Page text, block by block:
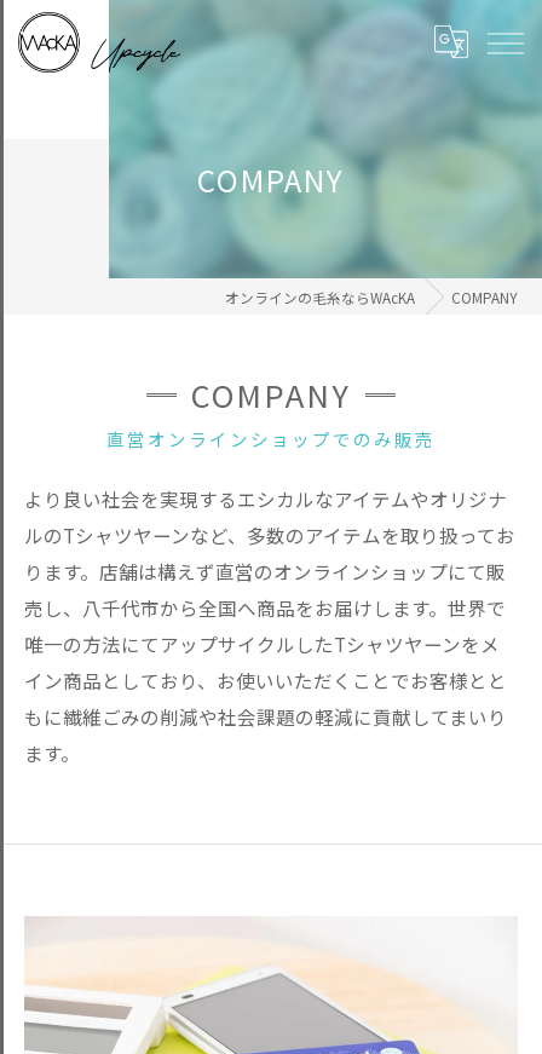
COMPANY
オンラインの毛糸ならWAcKA COMPANY
直営オンラインショップでのみ販売
COMPANY
より良い社会を実現するエシカルなアイテムやオリジナ
ルのTシャツヤーンなど、多数のアイテムを取り扱ってお
ります。店舗は構えず直営のオンラインショップにて販
売し、八千代市から全国へ商品をお届けします。世界で
唯一の方法にてアップサイクルしたTシャツヤーンをメ
イン商品としており、お使いいただくことでお客様とと
もに繊維ごみの削減や社会課題の軽減に貢献してまいり
ます。